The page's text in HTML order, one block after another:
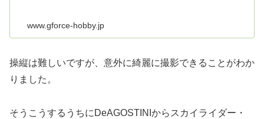
www.gforce-hobby.jp
操縦は難しいですが、意外に綺麗に撮影できることがわか
りました。
そうこうするうちにDeAGOSTINIからスカイライダー・